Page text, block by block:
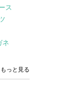
ス
ネ
もっと見る